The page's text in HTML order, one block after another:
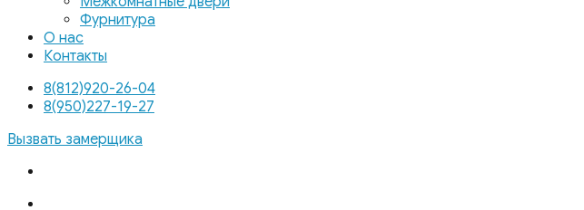
Фурнитура
О нас
Контакты
8(812)920-26-04
8(950)227-19-27
Вызвать замерщика